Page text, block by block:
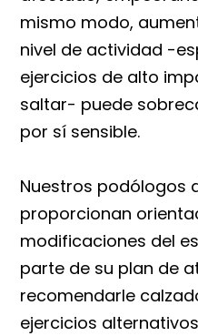
mismo modo,
nivel de actividad -
ejercicios de alto
saltar- puede
por sí sensible.
Nuestros podólogos
proporcionan
modificaciones del
parte de su plan de
recomendarle
ejercicios